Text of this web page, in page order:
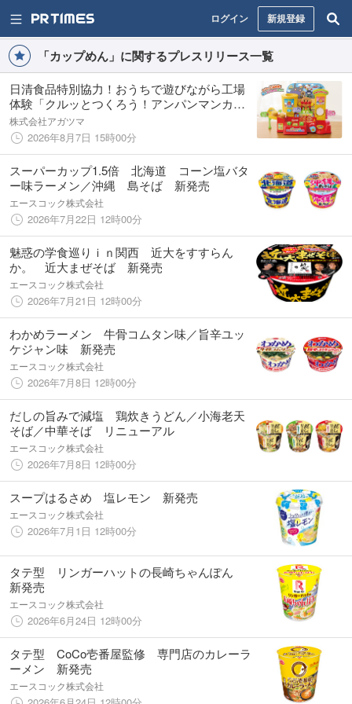
ログイン 新規登録
「カップめん」に関するプレスリリース一覧
日清食品特別協力！おうちで遊びながら工場
体験「クルッとつくろう！アンパンマンカッ
プめん工場」2026年9月18日（金）発売
株式会社アガツマ
2026年8月7日 15時00分
スーパーカップ1.5倍 北海道 コーン塩バタ
ー味ラーメン／沖縄 島そば 新発売
エースコック株式会社
2026年7月22日 12時00分
魅惑の学食巡りｉｎ関西 近大をすすらん
か。 近大まぜそば 新発売
エースコック株式会社
2026年7月21日 12時00分
わかめラーメン 牛骨コムタン味／旨辛ユッ
ケジャン味 新発売
エースコック株式会社
2026年7月8日 12時00分
だしの旨みで減塩 鶏炊きうどん／小海老天
そば／中華そば リニューアル
エースコック株式会社
2026年7月8日 12時00分
スープはるさめ 塩レモン 新発売
エースコック株式会社
2026年7月1日 12時00分
タテ型 リンガーハットの長崎ちゃんぽん
新発売
エースコック株式会社
2026年6月24日 12時00分
タテ型 CoCo壱番屋監修 専門店のカレーラ
ーメン 新発売
エースコック株式会社